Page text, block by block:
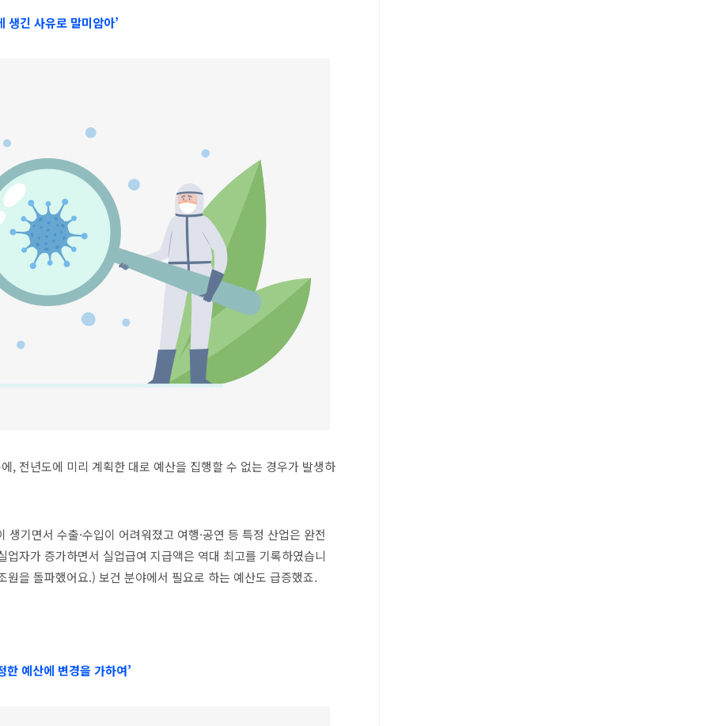
생긴 사유로 말미암아’
, 전년도에 미리 계획한 대로 예산을 집행할 수 없는 경우가 발생하
기면서 수출·수입이 어려워졌고 여행·공연 등 특정 산업은 완전
자가 증가하면서 실업급여 지급액은 역대 최고를 기록하였습니
을 돌파했어요.) 보건 분야에서 필요로 하는 예산도 급증했죠.
예산에 변경을 가하여’